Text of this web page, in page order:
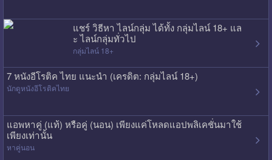
แชร์ วิธีหา ไลน์กลุ่ม ได้ทั้ง กลุ่มไลน์ 18+ แล
ะ ไลน์กลุ่มทั่วไป
กลุ่มไลน์ 18+
7 หนังอีโรติค ไทย แนะนำ (เครดิต: กลุ่มไลน์ 18+)
นักดูหนังอีโรติคไทย
แอพหาคู่ (แท้) หรือคู่ (นอน) เพียงแค่โหลดแอปพลิเคชั่นมาใช้
เพียงเท่านั้น
หาคู่นอน